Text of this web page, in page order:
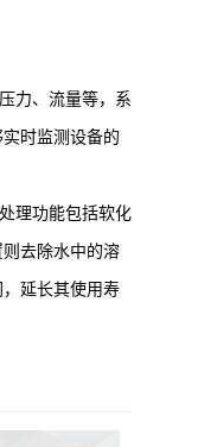
力、流量等，系
时监测设备的
理功能包括软化
去除水中的溶
延长其使用寿